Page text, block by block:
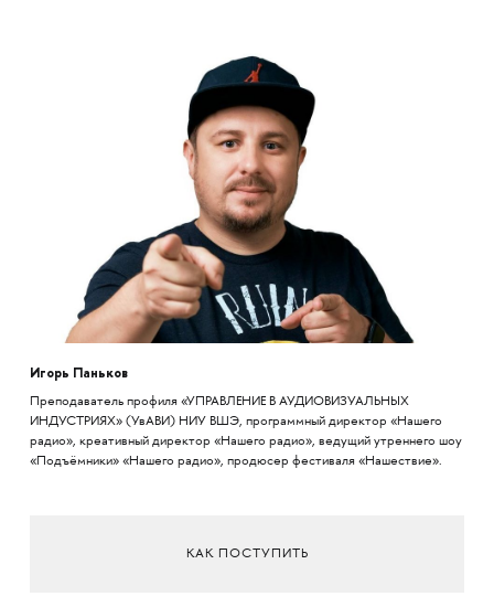
Игорь Паньков
Преподаватель профиля «УПРАВЛЕНИЕ В АУДИОВИЗУАЛЬНЫХ
ИНДУСТРИЯХ» (УвАВИ) НИУ ВШЭ, программный директор «Нашего
радио», креативный директор «Нашего радио», ведущий утреннего шоу
«Подъёмники» «Нашего радио», продюсер фестиваля «Нашествие».
КАК ПОСТУПИТЬ